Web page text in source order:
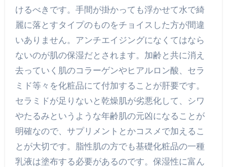
けるべきです。手間が掛かっても浮かせて水で綺
麗に落とすタイプのものをチョイスした方が間違
いありません。アンチエイジングになくてはなら
ないのが肌の保湿だとされます。加齢と共に消え
去っていく肌のコラーゲンやヒアルロン酸、セラ
ミド等々を化粧品にて付加することが肝要です。
セラミドが足りないと乾燥肌が劣悪化して、シワ
やたるみというような年齢肌の元凶になることが
明確なので、サプリメントとかコスメで加えるこ
とが大切です。脂性肌の方でも基礎化粧品の一種
乳液は塗布する必要があるのです。保湿性に富ん